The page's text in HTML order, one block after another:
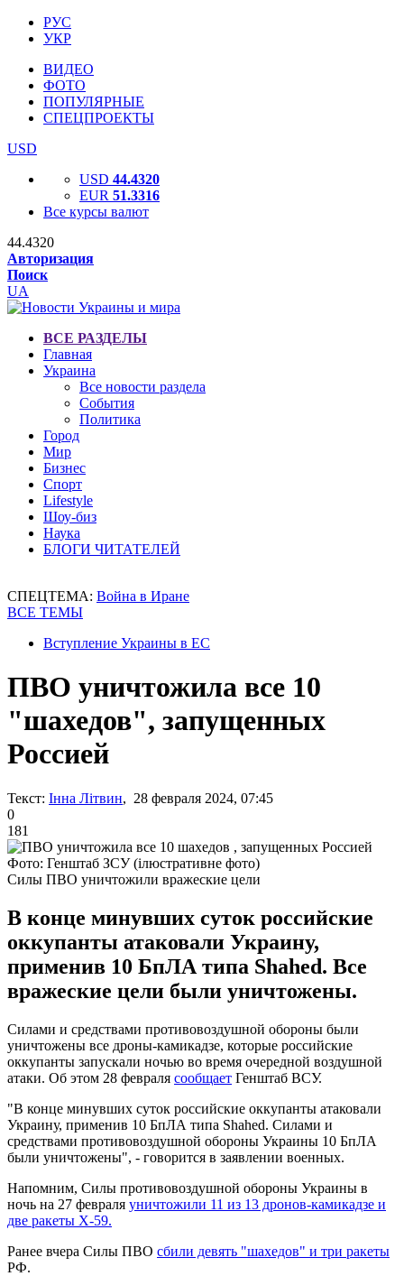
РУС
УКР
ВИДЕО
ФОТО
ПОПУЛЯРНЫЕ
СПЕЦПРОЕКТЫ
USD
USD 44.4320
EUR 51.3316
Все курсы валют
44.4320
Авторизация
Поиск
UA
ВСЕ РАЗДЕЛЫ
Главная
Украина
Все новости раздела
События
Политика
Город
Мир
Бизнес
Спорт
Lifestyle
Шоу-биз
Наука
БЛОГИ ЧИТАТЕЛЕЙ
СПЕЦТЕМА: Война в Иране
ВСЕ ТЕМЫ
Вступление Украины в ЕС
ПВО уничтожила все 10
"шахедов", запущенных
Россией
Текст: Інна Літвин, 28 февраля 2024, 07:45
0
181
Фото: Генштаб ЗСУ (ілюстративне фото)
Силы ПВО уничтожили вражеские цели
В конце минувших суток российские
оккупанты атаковали Украину,
применив 10 БпЛА типа Shahed. Все
вражеские цели были уничтожены.
Силами и средствами противовоздушной обороны были
уничтожены все дроны-камикадзе, которые российские
оккупанты запускали ночью во время очередной воздушной
атаки. Об этом 28 февраля сообщает Генштаб ВСУ.
"В конце минувших суток российские оккупанты атаковали
Украину, применив 10 БпЛА типа Shahed. Силами и
средствами противовоздушной обороны Украины 10 БпЛА
были уничтожены", - говорится в заявлении военных.
Напомним, Силы противовоздушной обороны Украины в
ночь на 27 февраля уничтожили 11 из 13 дронов-камикадзе и
две ракеты Х-59.
Ранее вчера Силы ПВО сбили девять "шахедов" и три ракеты
РФ.